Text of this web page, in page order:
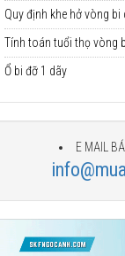
Quy định khe hở vòng bi
Tính toán tuổi thọ vòng
Ổ bi đỡ 1 dãy
E MAIL